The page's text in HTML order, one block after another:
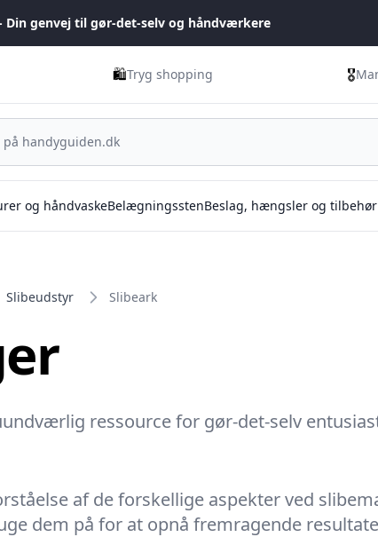
Din genvej til gør-det-selv og håndværkere
🛍️Tryg shopping 🎖️
og håndvaskeBelægningsstenBeslag, hængsler og tilbehør
Slibeudstyr Slibeark
ressource for gør-det-selv
af de forskellige aspekter ved
dem på for at opnå fremragende